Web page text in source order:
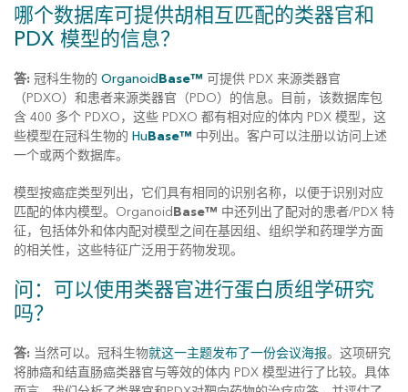
哪个数据库可提供胡相互匹配的类器官和
PDX 模型的信息？
答: 冠科生物的 OrganoidBase™ 可提供 PDX 来源类器官
（PDXO）和患者来源类器官（PDO）的信息。目前，该数据库包
含 400 多个 PDXO，这些 PDXO 都有相对应的体内 PDX 模型，这
些模型在冠科生物的 HuBase™ 中列出。客户可以注册以访问上述
一个或两个数据库。
模型按癌症类型列出，它们具有相同的识别名称，以便于识别对应
匹配的体内模型。OrganoidBase™ 中还列出了配对的患者/PDX 特
征，包括体外和体内配对模型之间在基因组、组织学和药理学方面
的相关性，这些特征广泛用于药物发现。
问：可以使用类器官进行蛋白质组学研究
吗？
答: 当然可以。冠科生物就这一主题发布了一份会议海报。这项研究
将肺癌和结直肠癌类器官与等效的体内 PDX 模型进行了比较。具体